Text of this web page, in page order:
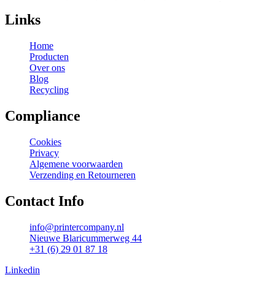
Links
Home
Producten
Over ons
Blog
Recycling
Compliance
Cookies
Privacy
Algemene voorwaarden
Verzending en Retourneren
Contact Info
info@printercompany.nl
Nieuwe Blaricummerweg 44
+31 (6) 29 01 87 18
Linkedin